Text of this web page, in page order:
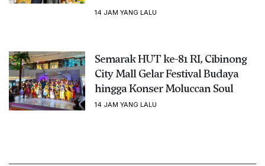
14 JAM YANG LALU
Semarak HUT ke-81 RI, Cibinong
City Mall Gelar Festival Budaya
hingga Konser Moluccan Soul
14 JAM YANG LALU